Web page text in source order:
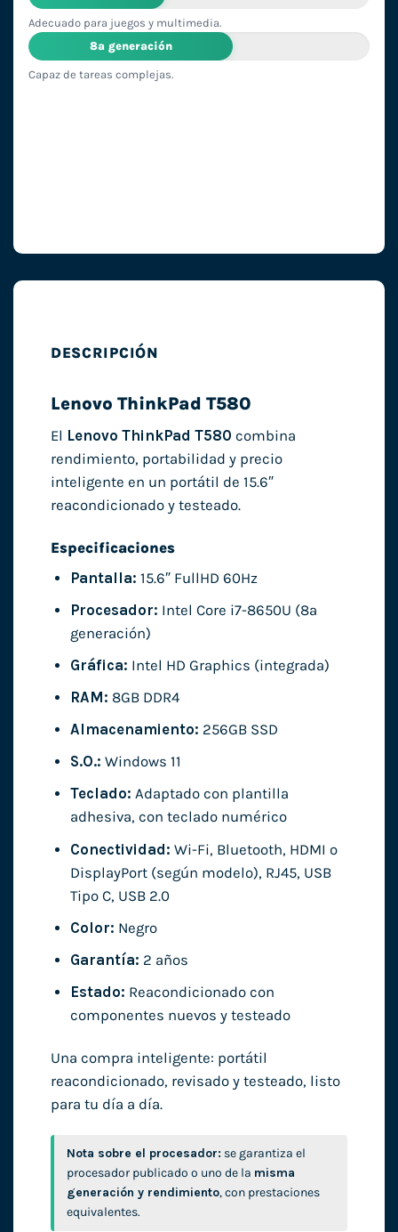
Adecuado para juegos y multimedia.
8ª generación
Capaz de tareas complejas.
DESCRIPCIÓN
Lenovo ThinkPad T580
El Lenovo ThinkPad T580 combina
rendimiento, portabilidad y precio
inteligente en un portátil de 15.6″
reacondicionado y testeado.
Especificaciones
Pantalla: 15.6″ FullHD 60Hz
Procesador: Intel Core i7-8650U (8ª
generación)
Gráfica: Intel HD Graphics (integrada)
RAM: 8GB DDR4
Almacenamiento: 256GB SSD
S.O.: Windows 11
Teclado: Adaptado con plantilla
adhesiva, con teclado numérico
Conectividad: Wi-Fi, Bluetooth, HDMI o
DisplayPort (según modelo), RJ45, USB
Tipo C, USB 2.0
Color: Negro
Garantía: 2 años
Estado: Reacondicionado con
componentes nuevos y testeado
Una compra inteligente: portátil
reacondicionado, revisado y testeado, listo
para tu día a día.
Nota sobre el procesador: se garantiza el
procesador publicado o uno de la misma
generación y rendimiento, con prestaciones
equivalentes.